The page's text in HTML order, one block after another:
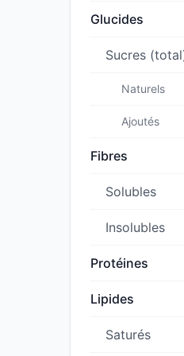
Glucides
Sucres
Naturels
Ajoutés
Fibres
Solubles
Insolubles
Protéines
Lipides
Saturés